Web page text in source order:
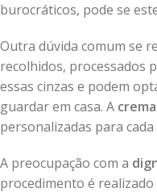
burocráticos, pode se
Outra dúvida comum se
recolhidos, processados
essas cinzas e podem
guardar em casa. A
personalizadas para cada
A preocupação com a
procedimento é